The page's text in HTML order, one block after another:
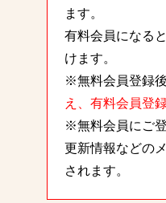
ます。
有料会員になる
けます。
※無料会員登録後
え、有料会員登
※無料会員にご
更新情報などの
されます。